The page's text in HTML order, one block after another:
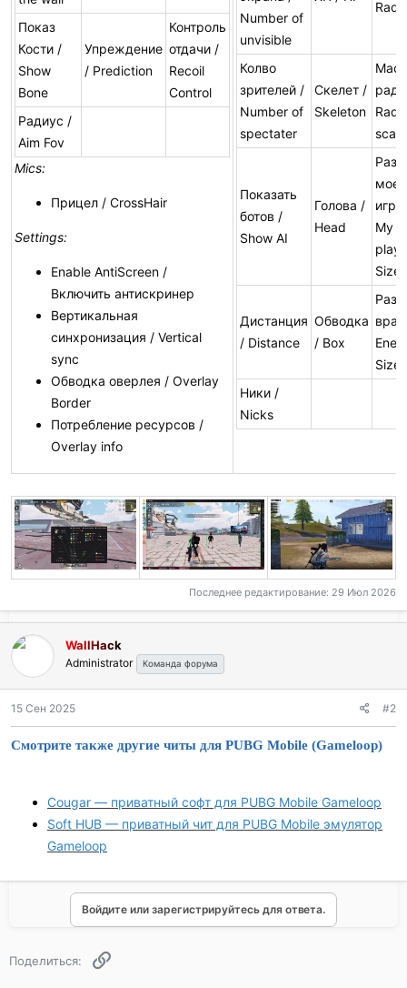
Показ
Кости /
Show
Bone
Упреждение
/ Prediction
Контроль
отдачи /
Recoil
Control
Радиус /
Aim Fov
Mics:
Прицел / CrossHair
Settings:
Enable AntiScreen /
Включить антискринер
Вертикальная
синхронизация / Vertical
sync
Обводка оверлея / Overlay
Border
Потребление ресурсов /
Overlay info
Number of
unvisible
Колво
зрителей /
Number of
spectater
Скелет /
Skeleton
scale
Показать
ботов /
Show AI
Голова /
Head
My
Size
Дистанция
/ Distance
Обводка
/ Box
Size
Ники /
Nicks
Последнее редактирование: 29 Июл 2026
WallHack
Administrator Команда форума
15 Сен 2025 #2
Смотрите также другие читы для PUBG Mobile (Gameloop)
Cougar — приватный софт для PUBG Mobile Gameloop
Soft HUB — приватный чит для PUBG Mobile эмулятор
Gameloop
Войдите или зарегистрируйтесь для ответа.
Поделиться: